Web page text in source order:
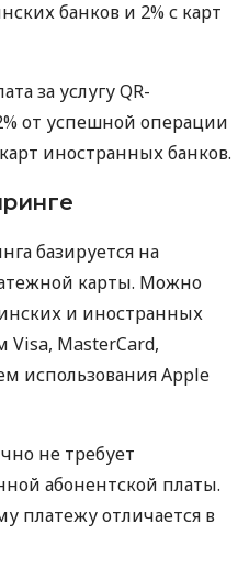
банков и 2% с карт
за услугу QR-
от успешной операции
иностранных банков.
базируется на
карты. Можно
и иностранных
Visa, MasterCard,
использования Apple
не требует
абонентской платы.
платежу отличается в